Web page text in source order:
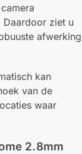
Daardoor ziet u
afwerking
kan
van de
waar
2.8mm